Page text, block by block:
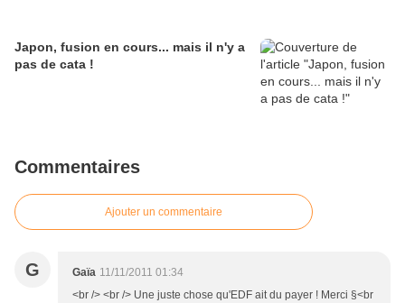
Japon, fusion en cours... mais il n'y a
pas de cata !
Commentaires
Ajouter un commentaire
G Gaïa 11/11/2011 01:34
<br /> <br /> Une juste chose qu'EDF ait du payer ! Merci §<br